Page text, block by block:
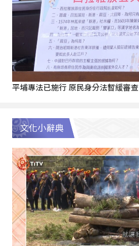
平埔專法已施行 原民身分法暫緩審查
文化小辭典